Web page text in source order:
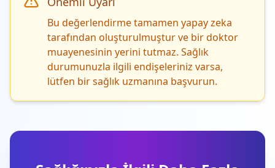
Bu değerlendirme tamamen yapay zeka
tarafından oluşturulmuştur ve bir doktor
muayenesinin yerini tutmaz. Sağlık
durumunuzla ilgili endişeleriniz varsa,
lütfen bir sağlık uzmanına başvurun.